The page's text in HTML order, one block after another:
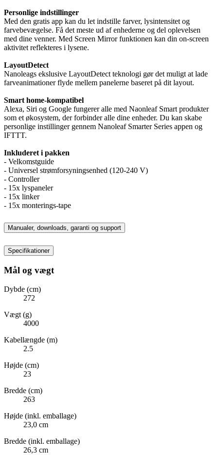
Personlige indstillinger
Med den gratis app kan du let indstille farver, lysintensitet og
farvebevægelse. Få det meste ud af enhederne og del oplevelsen
med dine venner. Med Screen Mirror funktionen kan din on-screen
aktivitet reflekteres i lysene.
LayoutDetect
Nanoleags ekslusive LayoutDetect teknologi gør det muligt at lade
farveanimationer flyde mellem panelerne baseret på dit layout.
Smart home-kompatibel
Alexa, Siri og Google fungerer alle med Naonleaf Smart produkter
som et økosystem, der forbinder alle dine enheder. Du kan skabe
personlige instillinger gennem Nanoleaf Smarter Series appen og
IFTTT.
Inkluderet i pakken
- Velkomstguide
- Universel strømforsyningsenhed (120-240 V)
- Controller
- 15x lyspaneler
- 15x linker
- 15x monterings-tape
Manualer, downloads, garanti og support
Specifikationer
Mål og vægt
Dybde (cm)
272
Vægt (g)
4000
Kabellængde (m)
2.5
Højde (cm)
23
Bredde (cm)
263
Højde (inkl. emballage)
23,0 cm
Bredde (inkl. emballage)
26,3 cm